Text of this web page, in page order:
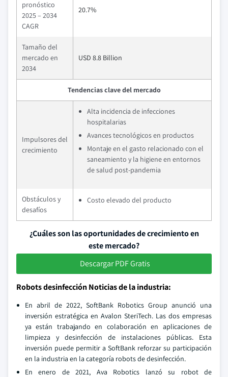
pronóstico
2025 – 2034
CAGR
20.7%
Tamaño del
mercado en
2034
USD 8.8 Billion
Tendencias clave del mercado
Impulsores del
crecimiento
Alta incidencia de infecciones
hospitalarias
Avances tecnológicos en productos
Montaje en el gasto relacionado con el
saneamiento y la higiene en entornos
de salud post-pandemia
Obstáculos y
desafíos
Costo elevado del producto
¿Cuáles son las oportunidades de crecimiento en
este mercado?
Descargar PDF Gratis
Robots desinfección Noticias de la industria:
En abril de 2022, SoftBank Robotics Group anunció una
inversión estratégica en Avalon SteriTech. Las dos empresas
ya están trabajando en colaboración en aplicaciones de
limpieza y desinfección de instalaciones públicas. Esta
inversión puede permitir a SoftBank reforzar su participación
en la industria en la categoría robots de desinfección.
En enero de 2021, Ava Robotics lanzó su robot de